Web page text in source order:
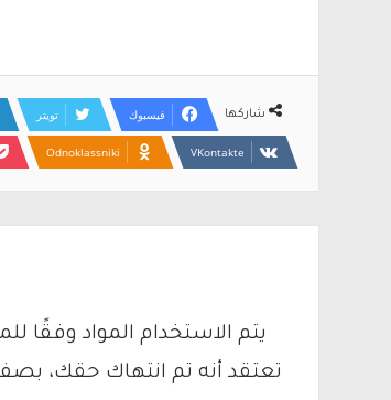
شاركها فيسبوك تويتر
Odnoklassniki
تعتقد أنه تم انتهاك حقك،